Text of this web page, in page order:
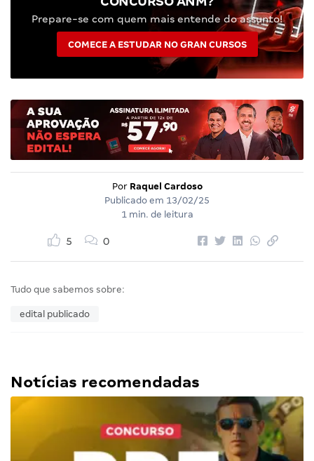
Prepare-se com quem mais entende do assunto!
COMECE A ESTUDAR NO GRAN CURSOS
Por Raquel Cardoso
Publicado em 13/02/25
1 min. de leitura
5 0
Tudo que sabemos sobre:
edital publicado
Notícias recomendadas